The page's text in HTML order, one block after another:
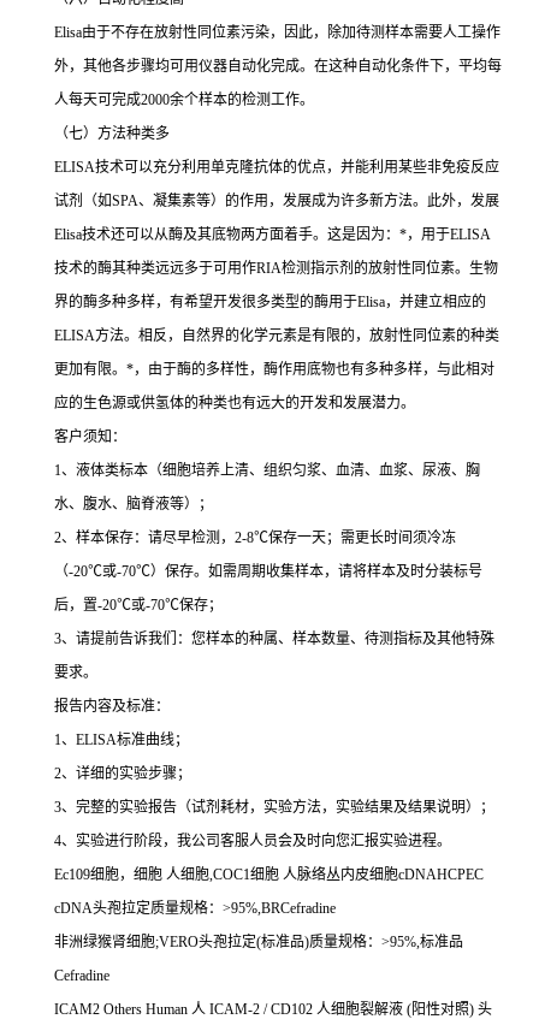
Elisa由于不存在放射性同位素污染，因此，除加待测样本需要人工操作
外，其他各步骤均可用仪器自动化完成。在这种自动化条件下，平均每
人每天可完成2000余个样本的检测工作。
（七）方法种类多
ELISA技术可以充分利用单克隆抗体的优点，并能利用某些非免疫反应
试剂（如SPA、凝集素等）的作用，发展成为许多新方法。此外，发展
Elisa技术还可以从酶及其底物两方面着手。这是因为： *，用于ELISA
技术的酶其种类远远多于可用作RIA检测指示剂的放射性同位素。生物
界的酶多种多样，有希望开发很多类型的酶用于Elisa，并建立相应的
ELISA方法。相反，自然界的化学元素是有限的，放射性同位素的种类
更加有限。 *，由于酶的多样性，酶作用底物也有多种多样，与此相对
应的生色源或供氢体的种类也有远大的开发和发展潜力。
客户须知：
1、液体类标本（细胞培养上清、组织匀浆、血清、血浆、尿液、胸
水、腹水、脑脊液等）；
2、样本保存：请尽早检测， 2-8℃保存一天；需更长时间须冷冻
（-20℃或-70℃）保存。如需周期收集样本，请将样本及时分装标号
后，置-20℃或-70℃保存；
3、请提前告诉我们：您样本的种属、样本数量、待测指标及其他特殊
要求。
报告内容及标准：
1、 ELISA标准曲线；
2、详细的实验步骤；
3、完整的实验报告（试剂耗材，实验方法，实验结果及结果说明）；
4、实验进行阶段，我公司客服人员会及时向您汇报实验进程。
Ec109细胞，细胞 人细胞,COC1细胞 人脉络丛内皮细胞cDNAHCPEC
cDNA头孢拉定质量规格： >95%,BRCefradine
非洲绿猴肾细胞;VERO头孢拉定(标准品)质量规格： >95%,标准品
Cefradine
ICAM2 Others Human 人 ICAM-2 / CD102 人细胞裂解液 (阳性对照) 头